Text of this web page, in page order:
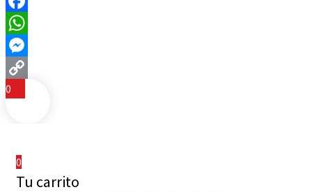
Facebook
WhatsApp
Messenger
Copy
0
0
Tu carrito